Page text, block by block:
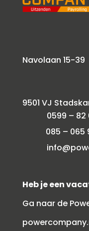
Navolaan 15-39
9501 VJ
0599 – 82
085 – 065
Heb je een
Ga naar de